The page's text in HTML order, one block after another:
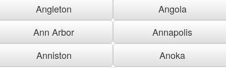
Angleton
Angola
Ann Arbor
Annapolis
Anniston
Anoka